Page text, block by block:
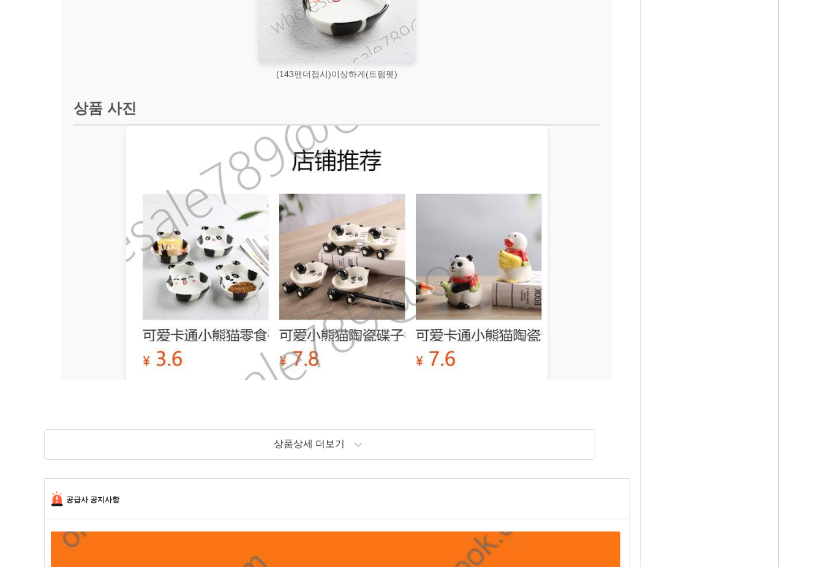
(143팬더접시)이상하게(트럼펫)
상품 사진
상품상세 더보기
공급사 공지사항